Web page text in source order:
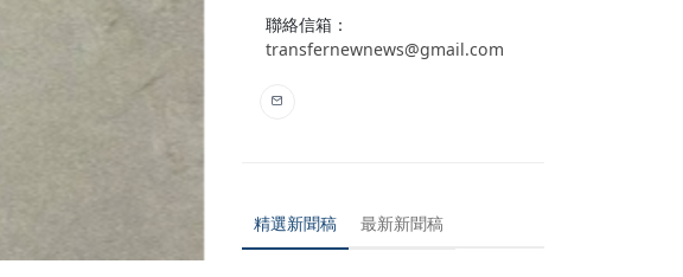
聯絡信箱：
transfernewnews@gmail.com
精選新聞稿 最新新聞稿